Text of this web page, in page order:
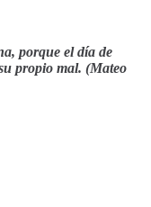
porque el día de
propio mal. (Mateo